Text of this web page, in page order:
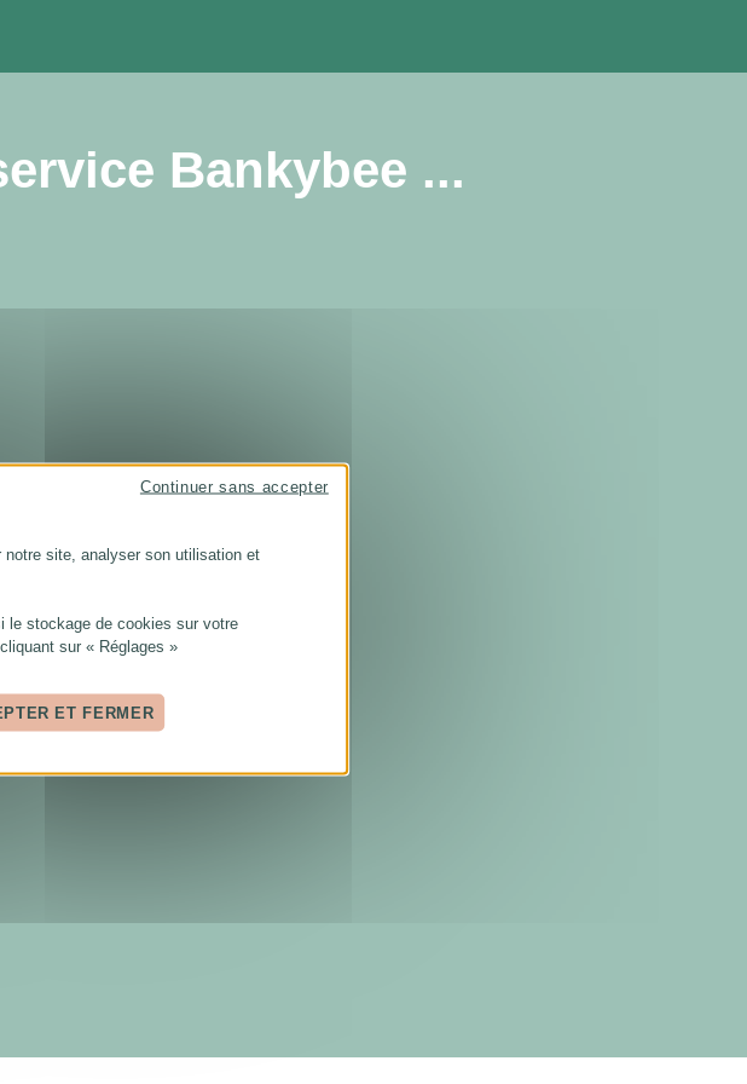
Bankybee ...
site, analyser son utilisation et
le stockage de cookies sur votre
sur « Réglages »
ET FERMER
Continuer sans accepter